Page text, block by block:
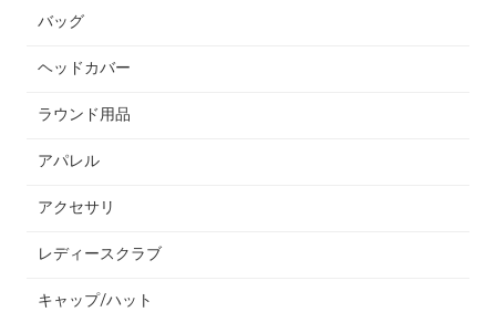
バッグ
ヘッドカバー
ラウンド用品
アパレル
アクセサリ
レディースクラブ
キャップ/ハット